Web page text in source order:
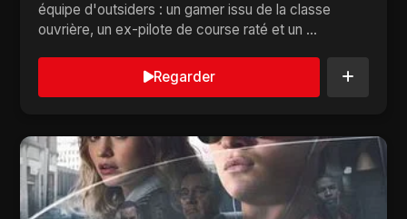
équipe d'outsiders : un gamer issu de la classe
ouvrière, un ex-pilote de course raté et un ...
Regarder